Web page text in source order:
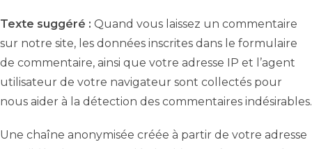
Texte suggéré : Quand vous laissez un commentaire
sur notre site, les données inscrites dans le formulaire
de commentaire, ainsi que votre adresse IP et l’agent
utilisateur de votre navigateur sont collectés pour
nous aider à la détection des commentaires indésirables.
Une chaîne anonymisée créée à partir de votre adresse